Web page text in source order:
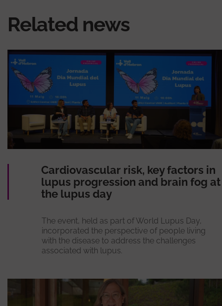
Related news
Cardiovascular risk, key factors in
lupus progression and brain fog at
the lupus day
The event, held as part of World Lupus Day,
incorporated the perspective of people living
with the disease to address the challenges
associated with lupus.